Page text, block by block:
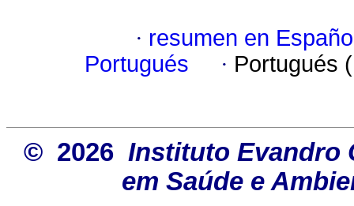
· resumen en
Portugués
· Portugués
© 2026 Instituto Evandro
em Saúde e